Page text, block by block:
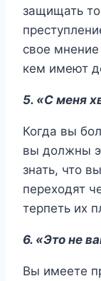
защищать
свое
кем имеют
5. «С меня
Когда вы
вы должны
знать, что
переходят
терпеть их
6. «Это не
Вы имеете